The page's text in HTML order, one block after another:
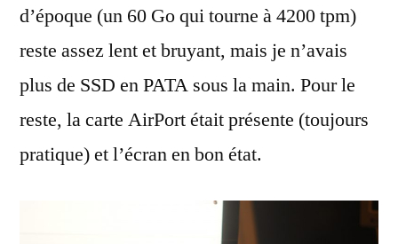
d’époque (un 60 Go qui tourne à 4200 tpm)
reste assez lent et bruyant, mais je n’avais
plus de SSD en PATA sous la main. Pour le
reste, la carte AirPort était présente (toujours
pratique) et l’écran en bon état.